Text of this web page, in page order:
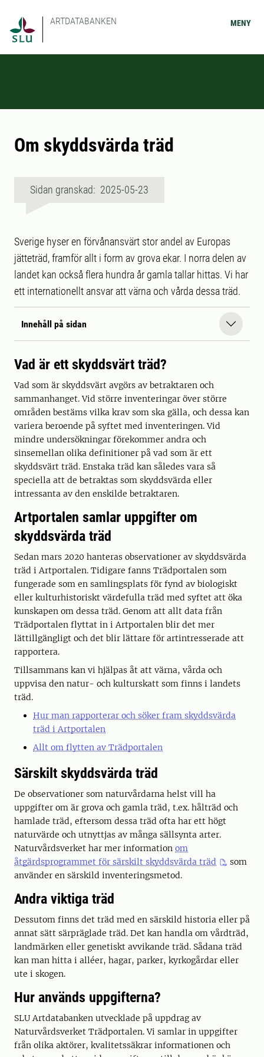
ARTDATABANKEN MENY
Om skyddsvärda träd
Sidan granskad: 2025-05-23
Sverige hyser en förvånansvärt stor andel av Europas
jätteträd, framför allt i form av grova ekar. I norra delen av
landet kan också flera hundra år gamla tallar hittas. Vi har
ett internationellt ansvar att värna och vårda dessa träd.
Innehåll på sidan
Vad är ett skyddsvärt träd?
Vad som är skyddsvärt avgörs av betraktaren och
sammanhanget. Vid större inventeringar över större
områden bestäms vilka krav som ska gälla, och dessa kan
variera beroende på syftet med inventeringen. Vid
mindre undersökningar förekommer andra och
sinsemellan olika definitioner på vad som är ett
skyddsvärt träd. Enstaka träd kan således vara så
speciella att de betraktas som skyddsvärda eller
intressanta av den enskilde betraktaren.
Artportalen samlar uppgifter om
skyddsvärda träd
Sedan mars 2020 hanteras observationer av skyddsvärda
träd i Artportalen. Tidigare fanns Trädportalen som
fungerade som en samlingsplats för fynd av biologiskt
eller kulturhistoriskt värdefulla träd med syftet att öka
kunskapen om dessa träd. Genom att allt data från
Trädportalen flyttat in i Artportalen blir det mer
lättillgängligt och det blir lättare för artintresserade att
rapportera.
Tillsammans kan vi hjälpas åt att värna, vårda och
uppvisa den natur- och kulturskatt som finns i landets
träd.
Hur man rapporterar och söker fram skyddsvärda
träd i Artportalen
Allt om flytten av Trädportalen
Särskilt skyddsvärda träd
De observationer som naturvårdarna helst vill ha
uppgifter om är grova och gamla träd, t.ex. hålträd och
hamlade träd, eftersom dessa träd ofta har ett högt
naturvärde och utnyttjas av många sällsynta arter.
Naturvårdsverket har mer information om
åtgärdsprogrammet för särskilt skyddsvärda träd
som
använder en särskild inventeringsmetod.
Andra viktiga träd
Dessutom finns det träd med en särskild historia eller på
annat sätt särpräglade träd. Det kan handla om vårdträd,
landmärken eller genetiskt avvikande träd. Sådana träd
kan man hitta i alléer, hagar, parker, kyrkogårdar eller
ute i skogen.
Hur används uppgifterna?
SLU Artdatabanken utvecklade på uppdrag av
Naturvårdsverket Trädportalen. Vi samlar in uppgifter
från olika aktörer, kvalitetssäkrar informationen och